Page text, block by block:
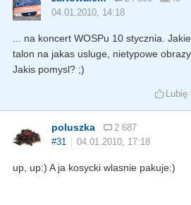
04.01.2010, 14:18
... na koncert WOSPu 10 stycznia.
talon na jakas usluge, nietypowe
Jakis pomysl? ;)
Lubię
poluszka
2 687
#31
04.01.2010, 17:18
up, up:) A ja kosycki wlasnie pakuje:)